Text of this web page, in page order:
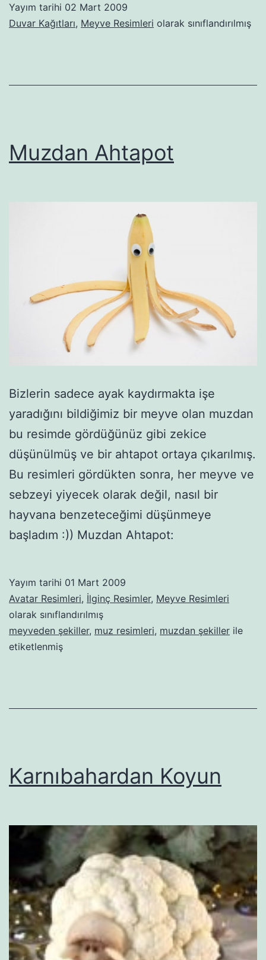
Yayım tarihi 02 Mart 2009
Duvar Kağıtları, Meyve Resimleri olarak sınıflandırılmış
Muzdan Ahtapot
Bizlerin sadece ayak kaydırmakta işe
yaradığını bildiğimiz bir meyve olan muzdan
bu resimde gördüğünüz gibi zekice
düşünülmüş ve bir ahtapot ortaya çıkarılmış.
Bu resimleri gördükten sonra, her meyve ve
sebzeyi yiyecek olarak değil, nasıl bir
hayvana benzeteceğimi düşünmeye
başladım :)) Muzdan Ahtapot:
Yayım tarihi 01 Mart 2009
Avatar Resimleri, İlginç Resimler, Meyve Resimleri
olarak sınıflandırılmış
meyveden şekiller, muz resimleri, muzdan şekiller ile
etiketlenmiş
Karnıbahardan Koyun